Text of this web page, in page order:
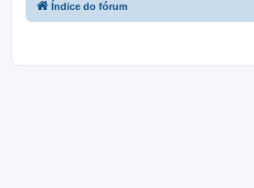
Índice do fórum